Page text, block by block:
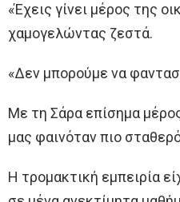
«Έχεις γίνει μέρος της
χαμογελώντας ζεστά.
«Δεν μπορούμε να
Με τη Σάρα επίσημα
μας φαινόταν πιο
Η τρομακτική εμπειρία